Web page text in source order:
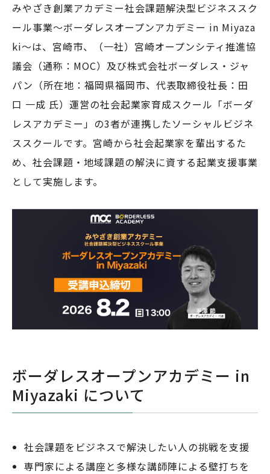
o
k
みやざき創業アカデミー社会課題解決型ビジネススク
ール事業〜ボーダレスオープンアカデミー in Miyaza
ki〜は、宮崎市、（一社）宮崎オープンシティ推進協
議会（通称：MOC）及び株式会社ボーダレス・ジャ
パン（所在地：福岡県福岡市、代表取締役社長：田
口 一成 氏）運営の社会起業家育成スクール「ボーダ
レスアカデミー」の3者が連携したソーシャルビジネ
ススクールです。宮崎から社会起業家を輩出するた
め、社会課題・地域課題の解決に資する起業支援事業
として実施します。
ボーダレスオープンアカデミー in
Miyazaki について
社会課題をビジネスで解決したい人の挑戦を支援
専門家による講座と多様な講師陣による壁打ちを